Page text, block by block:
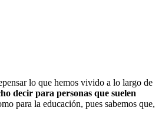
lo que hemos vivido a lo largo de
decir para personas que suelen
para la educación, pues sabemos que,